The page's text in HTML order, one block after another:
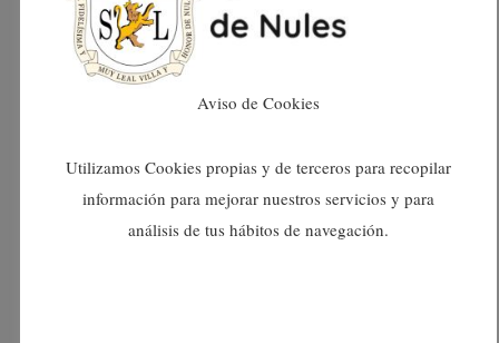
juny 2024
maig 2024
març 2024
Aviso de Cookies
Utilizamos Cookies propias y de terceros para recopilar
información para mejorar nuestros servicios y para
análisis de tus hábitos de navegación.